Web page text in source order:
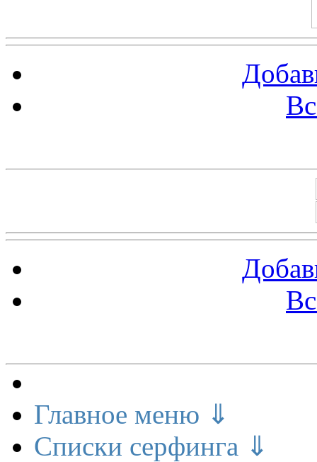
Главное меню ⇓
Списки серфинга ⇓